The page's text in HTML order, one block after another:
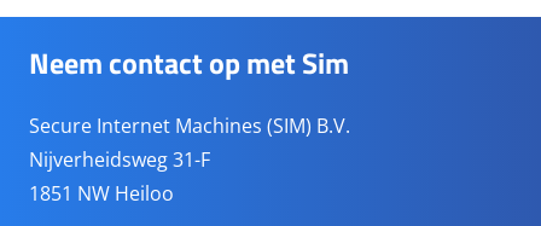
Neem contact op met Sim
Secure Internet Machines (SIM) B.V.
Nijverheidsweg 31-F
1851 NW Heiloo